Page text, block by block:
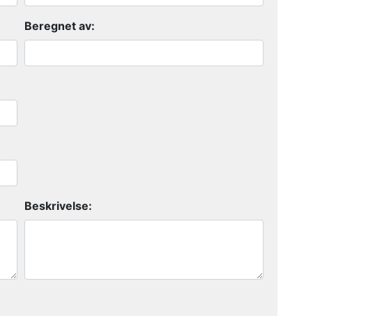
Beregnet av:
Beskrivelse: